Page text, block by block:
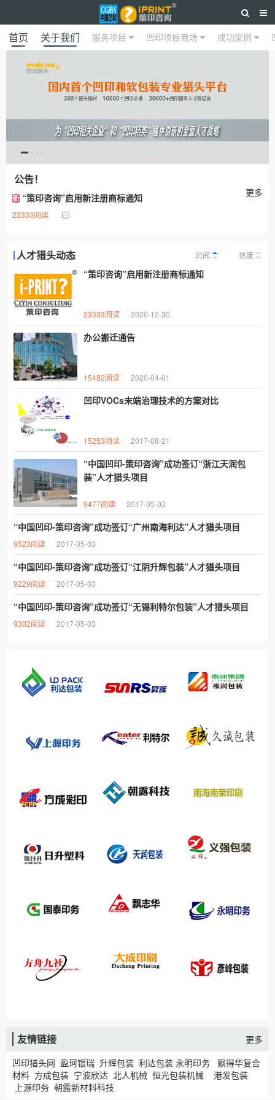
首页 关于我们 服务项目 凹印项目商场 成功案例
公告！
更多
新 “策印咨询”启用新注册商标通知
23333阅读
人才猎头动态 时间 热度
“策印咨询”启用新注册商标通知
23333阅读 2020-12-30
办公搬迁通告
15482阅读 2020-04-01
凹印VOCs末端治理技术的方案对比
15253阅读 2017-08-21
“中国凹印-策印咨询”成功签订“浙江天润包
装”人才猎头项目
9477阅读 2017-05-03
“中国凹印-策印咨询”成功签订“广州南海利达”人才猎头项目
9523阅读 2017-05-03
“中国凹印-策印咨询”成功签订“江阴升辉包装”人才猎头项目
9229阅读 2017-05-03
“中国凹印-策印咨询”成功签订“无锡利特尔包装”人才猎头项目
9302阅读 2017-05-03
友情链接
更多
凹印猎头网 盈珂银瑞 升辉包装 利达包装 永明印务 飘得华复合
材料 方成包装 宁波欣达 北人机械 恒光包装机械
港发包装
上源印务 朝露新材料科技